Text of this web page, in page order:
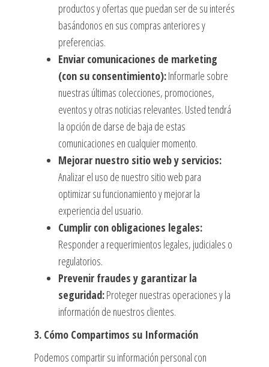
productos y ofertas que puedan ser de su interés
basándonos en sus compras anteriores y
preferencias.
Enviar comunicaciones de marketing
(con su consentimiento):Informarle sobre
nuestras últimas colecciones, promociones,
eventos y otras noticias relevantes. Usted tendrá
la opción de darse de baja de estas
comunicaciones en cualquier momento.
Mejorar nuestro sitio web y servicios:
Analizar el uso de nuestro sitio web para
optimizar su funcionamiento y mejorar la
experiencia del usuario.
Cumplir con obligaciones legales:
Responder a requerimientos legales, judiciales o
regulatorios.
Prevenir fraudes y garantizar la
seguridad:Proteger nuestras operaciones y la
información de nuestros clientes.
3. Cómo Compartimos su Información
Podemos compartir su información personal con